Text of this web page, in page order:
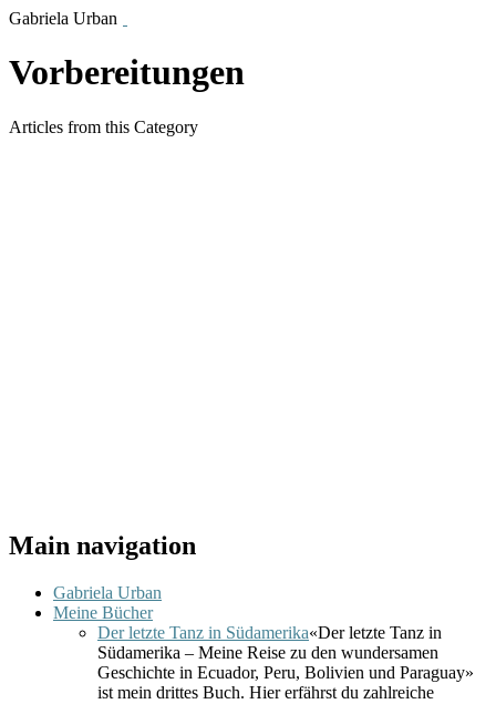
Gabriela Urban
Vorbereitungen
Articles from this Category
Main navigation
Gabriela Urban
Meine Bücher
Der letzte Tanz in Südamerika«Der letzte Tanz in
Südamerika – Meine Reise zu den wundersamen
Geschichte in Ecuador, Peru, Bolivien und Paraguay»
ist mein drittes Buch. Hier erfährst du zahlreiche